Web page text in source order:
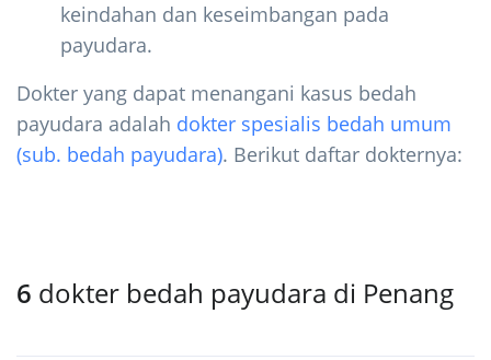
keindahan dan keseimbangan pada
payudara.
Dokter yang dapat menangani kasus bedah
payudara adalah dokter spesialis bedah umum
(sub. bedah payudara). Berikut daftar dokternya:
6 dokter bedah payudara di Penang